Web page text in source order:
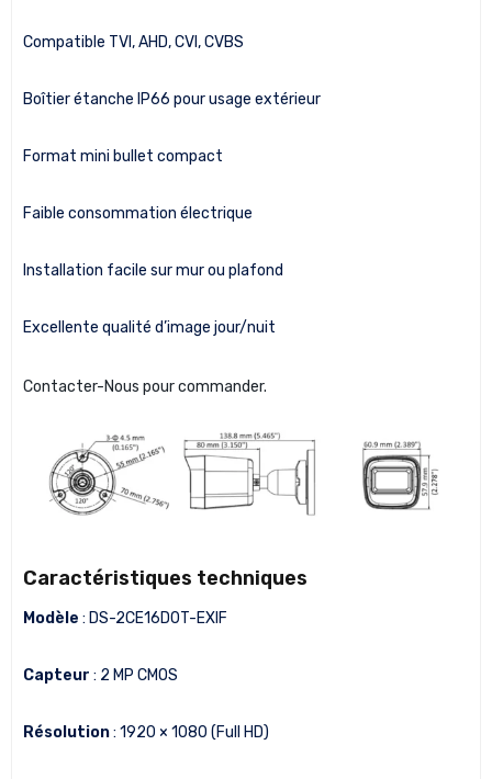
Compatible TVI, AHD, CVI, CVBS
Boîtier étanche IP66 pour usage extérieur
Format mini bullet compact
Faible consommation électrique
Installation facile sur mur ou plafond
Excellente qualité d’image jour/nuit
Contacter-Nous pour commander.
Caractéristiques techniques
Modèle : DS-2CE16D0T-EXIF
Capteur : 2 MP CMOS
Résolution: 1920 × 1080 (Full HD)